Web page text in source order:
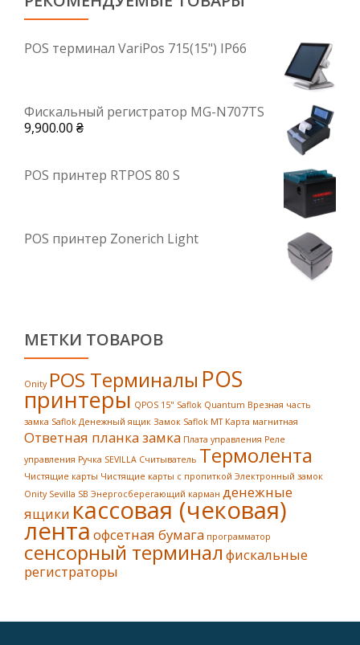
POS терминал VariPos 715(15") IP66
Фискальный регистратор MG-N707TS
9,900.00 ₴
POS принтер RTPOS 80 S
POS принтер Zonerich Light
МЕТКИ ТОВАРОВ
Onity POS Терминалы POS
принтеры QPOS 15" Saflok Quantum Врезная часть
замка Saflok Денежный ящик Замок Saflok MT Карта магнитная
Ответная планка замка Плата управления Реле
управления Ручка SEVILLA Считыватель Термолента
Чистящие карты Чистящие карты с пропиткой Электронный замок
Onity Sevilla SB Энергосберегающий карман денежные
ящики кассовая (чековая)
лента офсетная бумага программатор
сенсорный терминал фискальные
регистраторы